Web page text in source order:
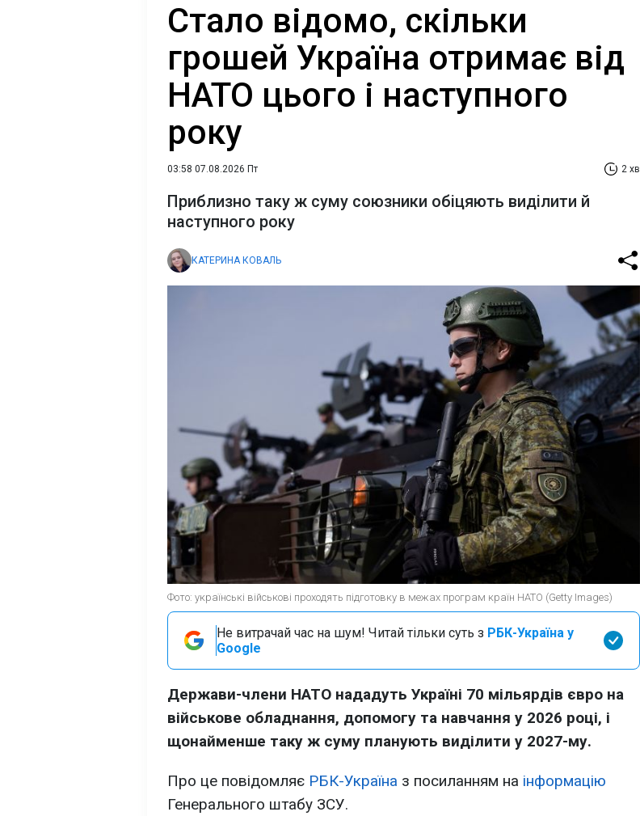
Стало відомо, скільки
грошей Україна отримає від
НАТО цього і наступного
року
03:58 07.08.2026 Пт 2 хв
Приблизно таку ж суму союзники обіцяють виділити й
наступного року
КАТЕРИНА КОВАЛЬ
Фото: українські військові проходять підготовку в межах програм країн НАТО (Getty Images)
Не витрачай час на шум! Читай тільки суть з РБК-Україна у
Google
Держави-члени НАТО нададуть Україні 70 мільярдів євро на
військове обладнання, допомогу та навчання у 2026 році, і
щонайменше таку ж суму планують виділити у 2027-му.
Про це повідомляє РБК-Україна з посиланням на інформацію
Генерального штабу ЗСУ.